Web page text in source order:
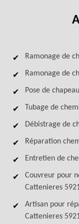
Ramonage de
Ramonage de
Pose de
Tubage de
Débistrage de
Réparation
Entretien de
Couvreur pour
Cattenieres
Artisan pour
Cattenieres